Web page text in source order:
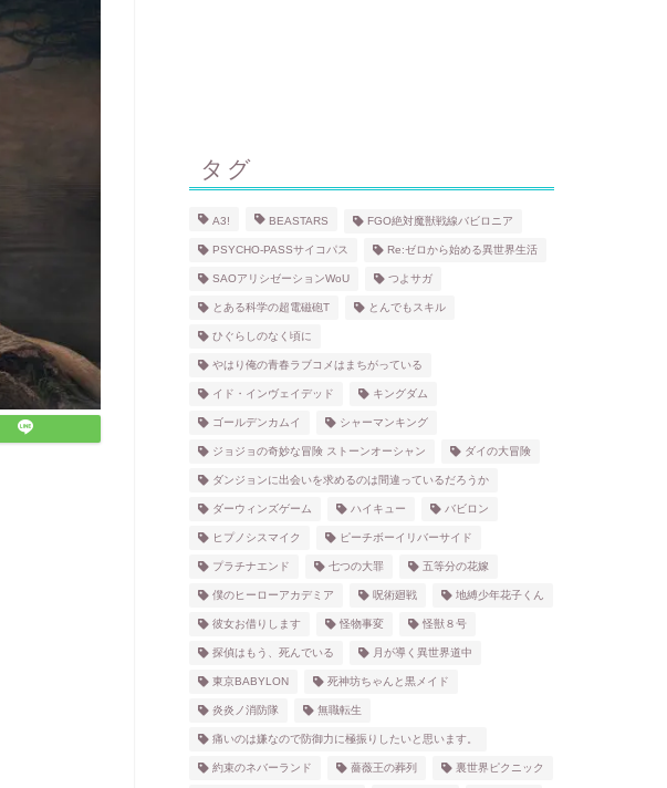
タグ
A3! BEASTARS FGO絶対魔獣戦線バビロニア
PSYCHO-PASSサイコパス Re:ゼロから始める異世界生活
SAOアリシゼーションWoU つよサガ
とある科学の超電磁砲T とんでもスキル
ひぐらしのなく頃に
やはり俺の青春ラブコメはまちがっている
イド・インヴェイデッド キングダム
ゴールデンカムイ シャーマンキング
ジョジョの奇妙な冒険 ストーンオーシャン ダイの大冒険
ダンジョンに出会いを求めるのは間違っているだろうか
ダーウィンズゲーム ハイキュー バビロン
ヒプノシスマイク ピーチボーイリバーサイド
プラチナエンド 七つの大罪 五等分の花嫁
僕のヒーローアカデミア 呪術廻戦 地縛少年花子くん
彼女お借りします 怪物事変 怪獣８号
探偵はもう、死んでいる 月が導く異世界道中
東京BABYLON 死神坊ちゃんと黒メイド
炎炎ノ消防隊 無職転生
痛いのは嫌なので防御力に極振りしたいと思います。
約束のネバーランド 薔薇王の葬列 裏世界ピクニック